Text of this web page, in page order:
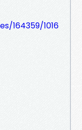
164359/1016